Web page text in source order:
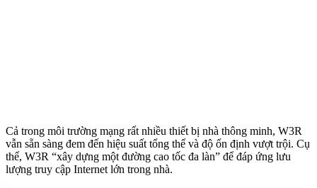
Cả trong môi trường mạng rất nhiều thiết bị nhà thông minh, W3R
vẫn sẵn sàng đem đến hiệu suất tổng thể và độ ổn định vượt trội. Cụ
thể, W3R “xây dựng một đường cao tốc đa làn” để đáp ứng lưu
lượng truy cập Internet lớn trong nhà.